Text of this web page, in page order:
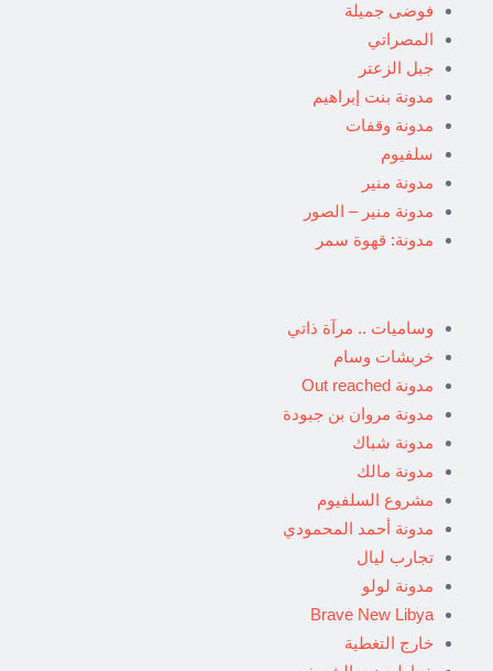
فوضى جميلة
المصراتي
جبل الزعتر
مدونة بنت إبراهيم
مدونة وقفات
سلفيوم
مدونة منير
مدونة منير – الصور
مدونة: قهوة سمر
وساميات .. مرآة ذاتي
خربشات وسام
مدونة Out reached
مدونة مروان بن جبودة
مدونة شباك
مدونة مالك
مشروع السلفيوم
مدونة أحمد المحمودي
تجارب ليال
مدونة لولو
Brave New Libya
خارج التغطية